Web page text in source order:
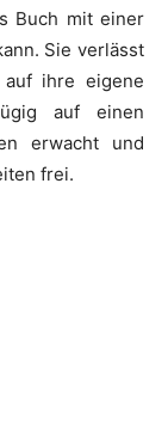
Buch mit einer
Sie verlässt
ihre eigene
auf einen
erwacht und
frei.